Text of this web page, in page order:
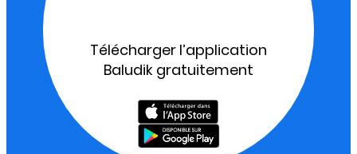
Télécharger l’application
Baludik gratuitement